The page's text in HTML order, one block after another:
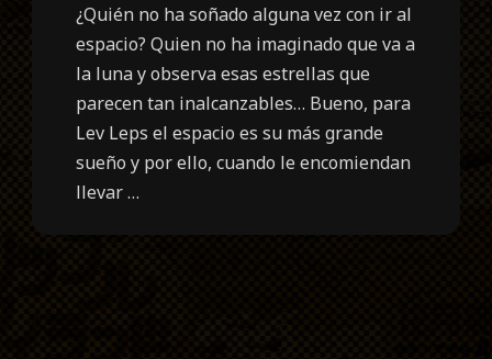
¿Quién no ha soñado alguna vez con ir al
espacio? Quien no ha imaginado que va a
la luna y observa esas estrellas que
parecen tan inalcanzables… Bueno, para
Lev Leps el espacio es su más grande
sueño y por ello, cuando le encomiendan
llevar …